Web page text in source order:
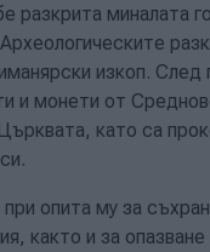
миналата
изкоп.
и монети от
като са
опита му за
както и за